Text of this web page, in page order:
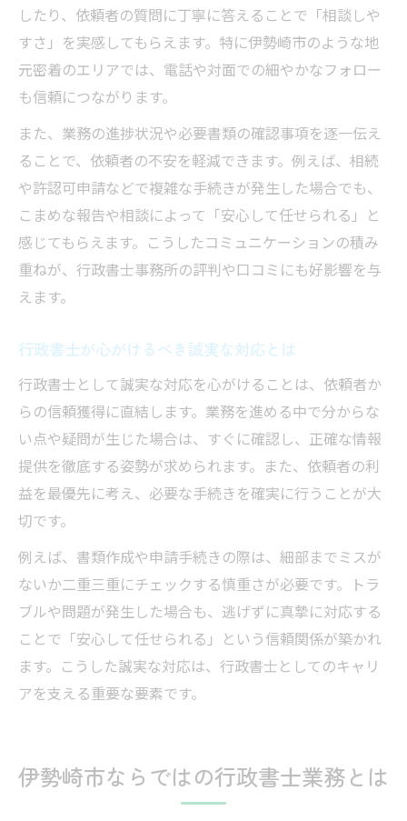
したり、依頼者の質問に丁寧に答えることで「相談しや
すさ」を実感してもらえます。特に伊勢崎市のような地
元密着のエリアでは、電話や対面での細やかなフォロー
も信頼につながります。
また、業務の進捗状況や必要書類の確認事項を逐一伝え
ることで、依頼者の不安を軽減できます。例えば、相続
や許認可申請などで複雑な手続きが発生した場合でも、
こまめな報告や相談によって「安心して任せられる」と
感じてもらえます。こうしたコミュニケーションの積み
重ねが、行政書士事務所の評判や口コミにも好影響を与
えます。
行政書士が心がけるべき誠実な対応とは
行政書士として誠実な対応を心がけることは、依頼者か
らの信頼獲得に直結します。業務を進める中で分からな
い点や疑問が生じた場合は、すぐに確認し、正確な情報
提供を徹底する姿勢が求められます。また、依頼者の利
益を最優先に考え、必要な手続きを確実に行うことが大
切です。
例えば、書類作成や申請手続きの際は、細部までミスが
ないか二重三重にチェックする慎重さが必要です。トラ
ブルや問題が発生した場合も、逃げずに真摯に対応する
ことで「安心して任せられる」という信頼関係が築かれ
ます。こうした誠実な対応は、行政書士としてのキャリ
アを支える重要な要素です。
伊勢崎市ならではの行政書士業務とは